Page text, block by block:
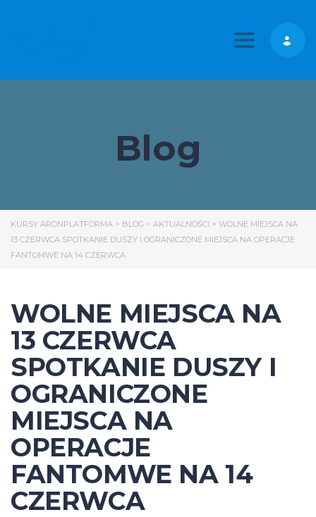
Toggle
Blog
KURSY ARONPLATFORMA > BLOG > AKTUALNOŚCI > WOLNE MIEJSCA NA
13 CZERWCA SPOTKANIE DUSZY I OGRANICZONE MIEJSCA NA OPERACJE
FANTOMWE NA 14 CZERWCA
WOLNE MIEJSCA NA
13 CZERWCA
SPOTKANIE DUSZY I
OGRANICZONE
MIEJSCA NA
OPERACJE
FANTOMWE NA 14
CZERWCA